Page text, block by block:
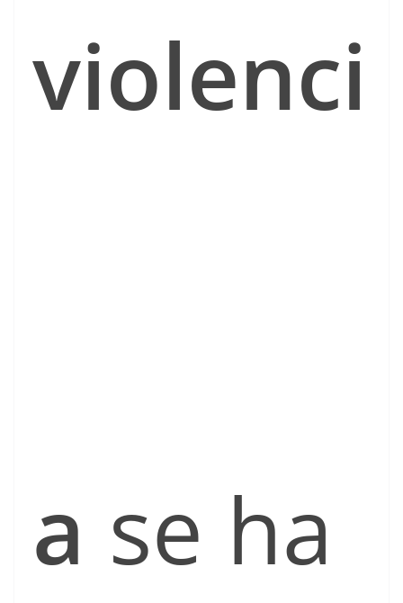
violenci
a se ha